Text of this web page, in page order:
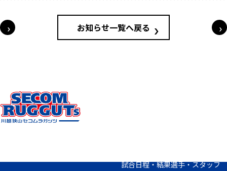
投稿ナビゲーション
お知らせ一覧へ戻る
試合日程・結果選手・スタッフ